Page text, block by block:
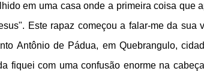
em uma casa onde a primeira coisa que
Este rapaz começou a falar-me da
Antônio de Pádua, em Quebrangulo,
fiquei com uma confusão enorme na